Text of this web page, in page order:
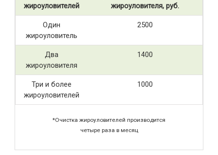
жироуловителей
жироуловителя, руб.
Один
жироуловитель
2500
Два
жироуловителя
1400
Три и более
жироуловителей
1000
*Очистка жироуловителей производится
четыре раза в месяц